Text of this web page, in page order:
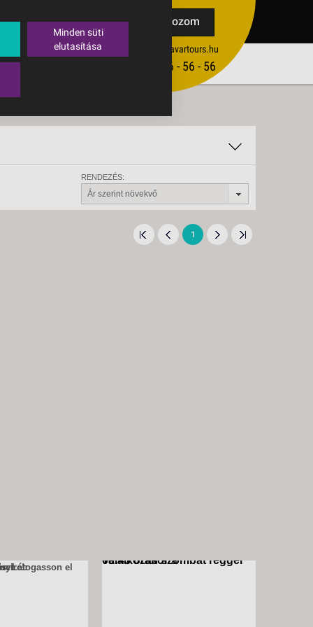
Feliratkozom
ertekesites@budavartours.hu
(+36­ 1) 3 - 56 - 56 - 56
TIPPEK
RENDEZÉS:
Ár szerint növekvő
1
levendulaszüretre!:
Találkozás szombat reggel 06:45 órakora
Minden süti
elutasítása